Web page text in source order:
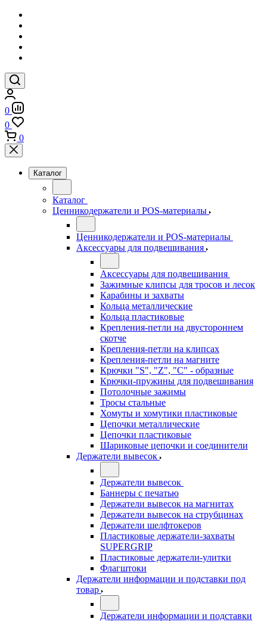
0
0
0
Каталог
Каталог
Ценникодержатели и POS-материалы
Ценникодержатели и POS-материалы
Аксессуары для подвешивания
Аксессуары для подвешивания
Зажимные клипсы для тросов и лесок
Карабины и захваты
Кольца металлические
Кольца пластиковые
Крепления-петли на двустороннем
скотче
Крепления-петли на клипсах
Крепления-петли на магните
Крючки "S", "Z", "C" - образные
Крючки-пружины для подвешивания
Потолочные зажимы
Тросы стальные
Хомуты и хомутики пластиковые
Цепочки металлические
Цепочки пластиковые
Шариковые цепочки и соединители
Держатели вывесок
Держатели вывесок
Баннеры с печатью
Держатели вывесок на магнитах
Держатели вывесок на струбцинах
Держатели шелфтокеров
Пластиковые держатели-захваты
SUPERGRIP
Пластиковые держатели-улитки
Флагштоки
Держатели информации и подставки под
товар
Держатели информации и подставки